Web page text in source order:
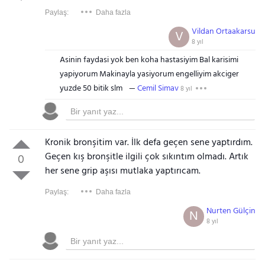
Paylaş: Daha fazla
Vildan Ortaakarsu
8 yıl
V
Asinin faydasi yok ben koha hastasiyim Bal karisimi
yapiyorum Makinayla yasiyorum engelliyim akciger
yuzde 50 bitik slm
Cemil Simav8 yıl
0
Kronik bronşitim var. İlk defa geçen sene yaptırdım.
Geçen kış bronşitle ilgili çok sıkıntım olmadı. Artık
her sene grip aşısı mutlaka yaptırıcam.
Paylaş: Daha fazla
Nurten Gülçin
8 yıl
N